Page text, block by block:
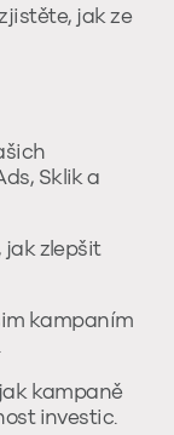
jak ze
Sklik a
jak zlepšit
kampaním
kampaně
investic.